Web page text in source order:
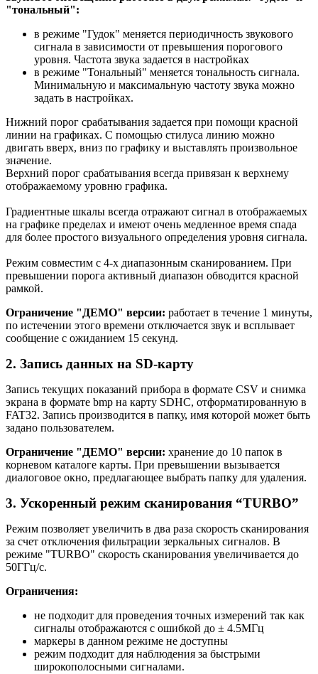
"тональный":
в режиме "Гудок" меняется периодичность звукового
сигнала в зависимости от превышения порогового
уровня. Частота звука задается в настройках
в режиме "Тональный" меняется тональность сигнала.
Минимальную и максимальную частоту звука можно
задать в настройках.
Нижний порог срабатывания задается при помощи красной
линии на графиках. С помощью стилуса линию можно
двигать вверх, вниз по графику и выставлять произвольное
значение.
Верхний порог срабатывания всегда привязан к верхнему
отображаемому уровню графика.
Градиентные шкалы всегда отражают сигнал в отображаемых
на графике пределах и имеют очень медленное время спада
для более простого визуального определения уровня сигнала.
Режим совместим с 4-х диапазонным сканированием. При
превышении порога активный диапазон обводится красной
рамкой.
Ограничение "ДЕМО" версии: работает в течение 1 минуты,
по истечении этого времени отключается звук и всплывает
сообщение с ожиданием 15 секунд.
2. Запись данных на SD-карту
Запись текущих показаний прибора в формате CSV и снимка
экрана в формате bmp на карту SDHC, отформатированную в
FAT32. Запись производится в папку, имя которой может быть
задано пользователем.
Ограничение "ДЕМО" версии: хранение до 10 папок в
корневом каталоге карты. При превышении вызывается
диалоговое окно, предлагающее выбрать папку для удаления.
3. Ускоренный режим сканирования “TURBO”
Режим позволяет увеличить в два раза скорость сканирования
за счет отключения фильтрации зеркальных сигналов. В
режиме "TURBO" скорость сканирования увеличивается до
50ГГц/с.
Ограничения:
не подходит для проведения точных измерений так как
сигналы отображаются с ошибкой до ± 4.5МГц
маркеры в данном режиме не доступны
режим подходит для наблюдения за быстрыми
широкополосными сигналами.